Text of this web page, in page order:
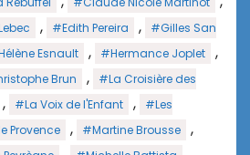
, #Edith Pereira ,
#Gilles San
Esnault , #Hermance Joplet ,
Brun ,
#La Croisière des
, #La Voix de l'Enfant ,
#Les
Provence
, #Martine Brousse ,